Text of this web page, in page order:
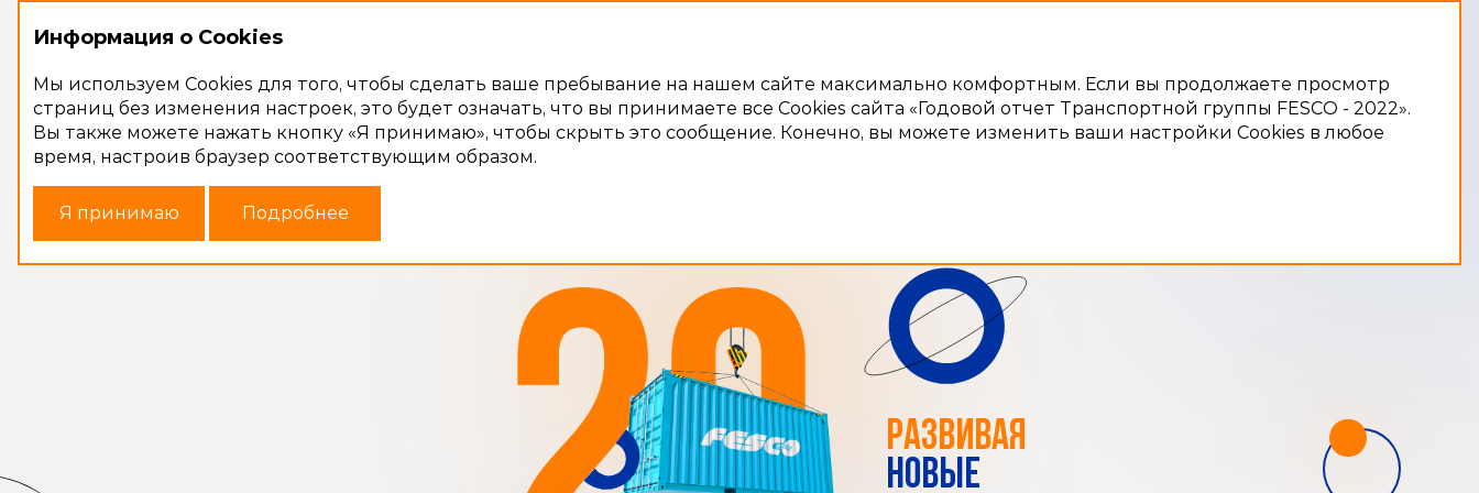
РАЗВИВАЯ
НОВЫЕ
Информация о Cookies
Мы используем Cookies для того, чтобы сделать ваше пребывание на нашем сайте максимально комфортным. Если вы продолжаете просмотр
страниц без изменения настроек, это будет означать, что вы принимаете все Cookies сайта «Годовой отчет Транспортной группы FESCO - 2022».
Вы также можете нажать кнопку «Я принимаю», чтобы скрыть это сообщение. Конечно, вы можете изменить ваши настройки Cookies в любое
время, настроив браузер соответствующим образом.
Я принимаю Подробнее